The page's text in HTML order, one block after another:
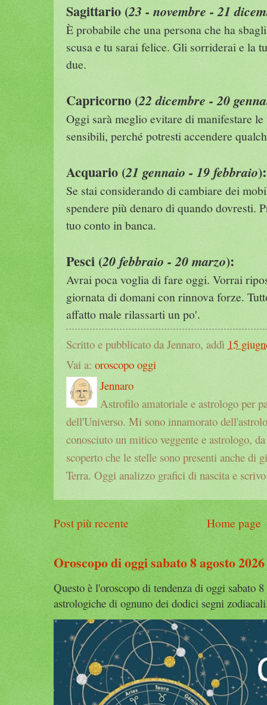
Sagittario (23 - novembre - 21
È probabile che una persona che ha
scusa e tu sarai felice. Gli sorriderai e la
due.
Capricorno (22 dicembre - 20
Oggi sarà meglio evitare di manifestare
sensibili, perché potresti accendere
Acquario (21 gennaio - 19 febbraio):
Se stai considerando di cambiare dei
spendere più denaro di quando dovresti.
tuo conto in banca.
Pesci (20 febbraio - 20 marzo):
Avrai poca voglia di fare oggi. Vorrai
giornata di domani con rinnova forze.
affatto male rilassarti un po'.
Scritto e pubblicato da Jennaro, addì 15
Vai a: oroscopo oggi
Jennaro
Astrofilo amatoriale e astrologo per
dell'Universo. Mi sono innamorato
conosciuto un mitico veggente e astrologo,
scoperto che le stelle sono presenti anche di
Terra. Oggi analizzo grafici di nascita e
Post più recente Home page
Oroscopo di oggi sabato 8 agosto 2026
Questo è l'oroscopo di tendenza di oggi sabato
astrologiche di ognuno dei dodici segni